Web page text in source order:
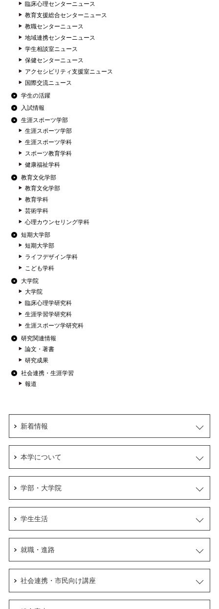
臨床心理センターニュース
教育支援総合センターニュース
教職センターニュース
地域連携センターニュース
学生相談室ニュース
保健センターニュース
アクセシビリティ支援室ニュース
国際交流ニュース
学生の活躍
入試情報
生涯スポーツ学部
生涯スポーツ学部
生涯スポーツ学科
スポーツ教育学科
健康福祉学科
教育文化学部
教育文化学部
教育学科
芸術学科
心理カウンセリング学科
短期大学部
短期大学部
ライフデザイン学科
こども学科
大学院
大学院
臨床心理学研究科
生涯学習学研究科
生涯スポーツ学研究科
研究関連情報
論文・著書
研究成果
社会連携・生涯学習
報道
新着情報
本学について
学部・大学院
学生生活
就職・進路
社会連携・市民向け講座